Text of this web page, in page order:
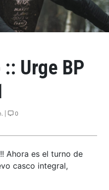
Urge BP
| 0
Ahora es el turno de
casco integral,